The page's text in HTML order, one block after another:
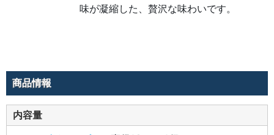
チョ
コレ
ー
ト。
ベリ
ーの
爽や
かな
味が凝縮した、贅沢な味わいです。
商品情報
内容量